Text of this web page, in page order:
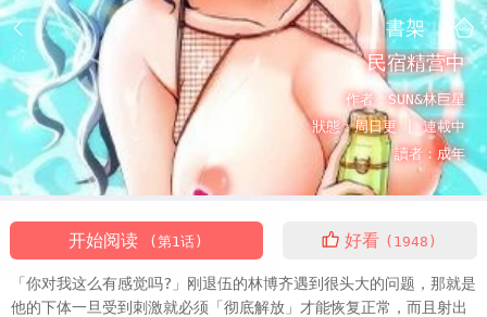
書架
民宿精营中
作者： SUN&林巨星
狀態：周日更 | 連載中
讀者： 成年
开始阅读 (第1话) 好看 (1948)
「你对我这么有感觉吗?」刚退伍的林博齐遇到很头大的问题，那就是
他的下体一旦受到刺激就必须「彻底解放」才能恢复正常，而且射出